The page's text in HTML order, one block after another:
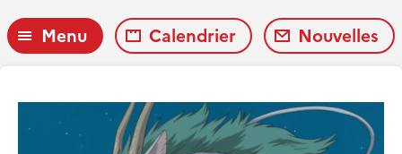
Menu Calendrier Nouvelles